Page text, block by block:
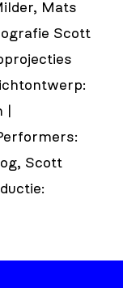
Mats
Scott
Scott